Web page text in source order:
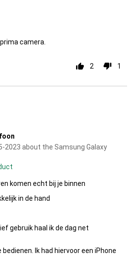
camera.
2 1
2023 about the Samsung Galaxy
komen echt bij je binnen
in de hand
gebruik haal ik de dag net
Ik had hiervoor een iPhone